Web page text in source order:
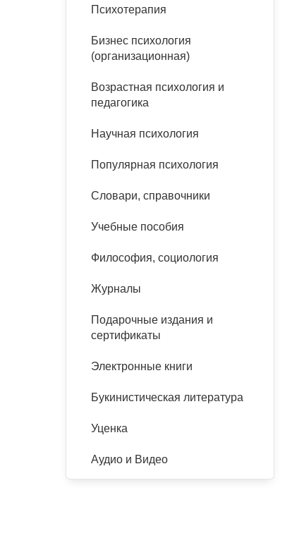
панические атаки
Психодрама
Сказкотерапия
психотерапии
Классический, эриксоновский
эргономика
Социальная психология
Психология развития
организационная психология
психоанализ
Психотерапия
Бизнес психология
(организационная)
Возрастная психология и
педагогика
Научная психология
Популярная психология
Словари, справочники
Учебные пособия
Философия, социология
Журналы
Подарочные издания и
сертификаты
Электронные книги
Букинистическая литература
Уценка
Аудио и Видео